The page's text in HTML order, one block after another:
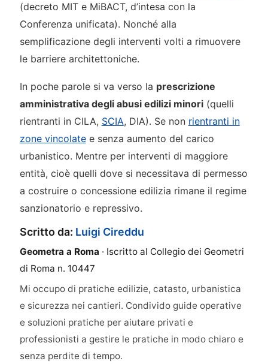
(decreto MIT e MiBACT, d’intesa con la
Conferenza unificata). Nonché alla
semplificazione degli interventi volti a rimuovere
le barriere architettoniche.
In poche parole si va verso la prescrizione
amministrativa degli abusi edilizi minori(quelli
rientranti in CILA, SCIA, DIA). Se non rientranti in
zone vincolatee senza aumento del carico
urbanistico. Mentre per interventi di maggiore
entità, cioè quelli dove si necessitava di permesso
a costruire o concessione edilizia rimane il regime
sanzionatorio e repressivo.
Scritto da: Luigi Cireddu
Geometra a Roma · Iscritto al Collegio dei Geometri
di Roma n. 10447
Mi occupo di pratiche edilizie, catasto, urbanistica
e sicurezza nei cantieri. Condivido guide operative
e soluzioni pratiche per aiutare privati e
professionisti a gestire le pratiche in modo chiaro e
senza perdite di tempo.